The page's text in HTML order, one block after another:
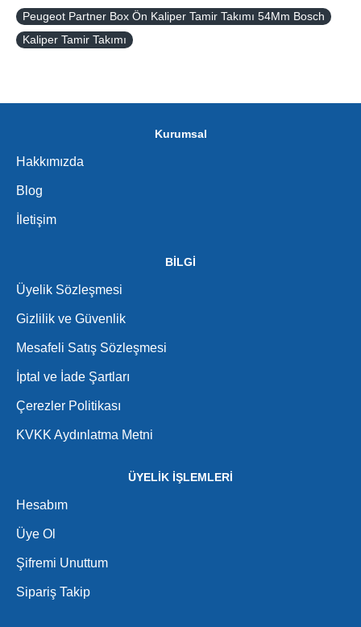
Peugeot Partner Box Ön Kaliper Tamir Takımı 54Mm Bosch
Kaliper Tamir Takımı
Kurumsal
Hakkımızda
Blog
İletişim
BİLGİ
Üyelik Sözleşmesi
Gizlilik ve Güvenlik
Mesafeli Satış Sözleşmesi
İptal ve İade Şartları
Çerezler Politikası
KVKK Aydınlatma Metni
ÜYELİK İŞLEMLERİ
Hesabım
Üye Ol
Şifremi Unuttum
Sipariş Takip